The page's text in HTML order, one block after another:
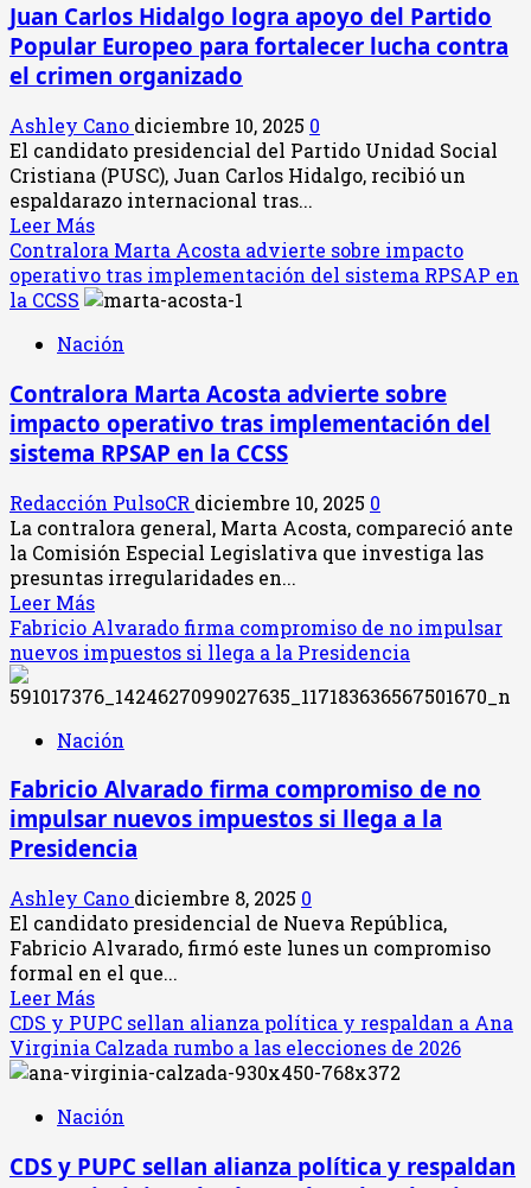
convierte
en
el
primer
costarricense
en
ingresar
al
programa
Global
Entry
de
Unidos
Juan Carlos Hidalgo logra apoyo del Partido
Popular Europeo para fortalecer lucha contra
el crimen organizado
Ashley Cano diciembre 10, 2025 0
El candidato presidencial del Partido Unidad Social
Cristiana (PUSC), Juan Carlos Hidalgo, recibió un
espaldarazo internacional tras...
Leer MásLeer
más
acerca
de
Carlos
logra
apoyo
del
Popular
Europeo
para
fortalecer
lucha
contra
el
organizado
Contralora Marta Acosta advierte sobre impacto
operativo tras implementación del sistema RPSAP en
la CCSS
Nación
Contralora Marta Acosta advierte sobre
impacto operativo tras implementación del
sistema RPSAP en la CCSS
Redacción PulsoCR diciembre 10, 2025 0
La contralora general, Marta Acosta, compareció ante
la Comisión Especial Legislativa que investiga las
presuntas irregularidades en...
Leer MásLeer
más
acerca
Contralora
Acosta
advierte
sobre
impacto
operativo
implementación
del
sistema
RPSAP
en
la
CCSS
Fabricio Alvarado firma compromiso de no impulsar
nuevos impuestos si llega a la Presidencia
Nación
Fabricio Alvarado firma compromiso de no
impulsar nuevos impuestos si llega a la
Presidencia
Ashley Cano diciembre 8, 2025 0
El candidato presidencial de Nueva República,
Fabricio Alvarado, firmó este lunes un compromiso
formal en el que...
Leer MásLeer
más
acerca
de
Alvarado
compromiso
CDS y PUPC sellan alianza política y respaldan a Ana
Virginia Calzada rumbo a las elecciones de 2026
Nación
CDS y PUPC sellan alianza política y respaldan